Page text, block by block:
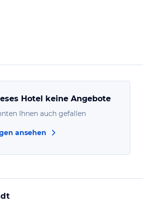
Hotel keine Angebote
Ihnen auch gefallen
ansehen